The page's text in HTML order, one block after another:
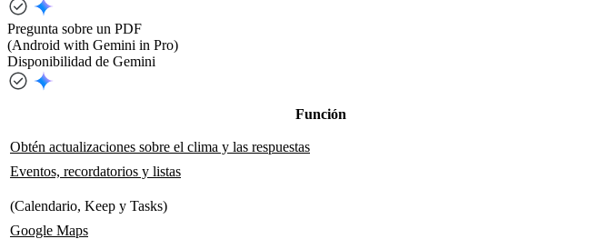
Pregunta sobre un PDF
(Android with Gemini in Pro)
Disponibilidad de Gemini
Función
Obtén actualizaciones sobre el clima y las respuestas
Eventos, recordatorios y listas
(Calendario, Keep y Tasks)
Google Maps